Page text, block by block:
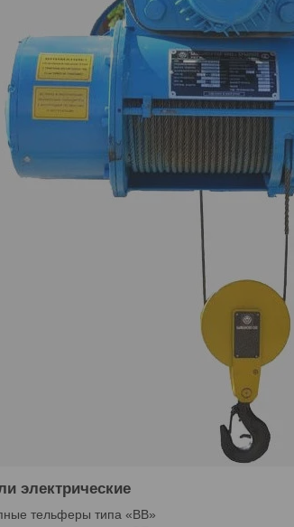
электрические
тельферы типа «ВВ»